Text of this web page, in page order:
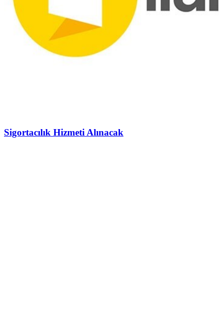
Sigortacılık Hizmeti Alınacak